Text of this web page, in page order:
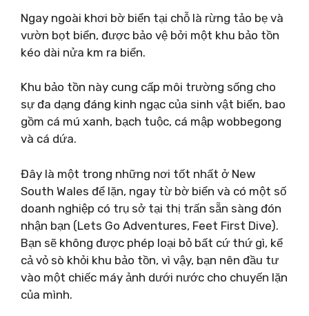
Ngay ngoài khơi bờ biển tại chỗ là rừng tảo bẹ và
vườn bọt biển, được bảo vệ bởi một khu bảo tồn
kéo dài nửa km ra biển.
Khu bảo tồn này cung cấp môi trường sống cho
sự đa dạng đáng kinh ngạc của sinh vật biển, bao
gồm cá mú xanh, bạch tuộc, cá mập wobbegong
và cá dứa.
Đây là một trong những nơi tốt nhất ở New
South Wales để lặn, ngay từ bờ biển và có một số
doanh nghiệp có trụ sở tại thị trấn sẵn sàng đón
nhận bạn (Lets Go Adventures, Feet First Dive).
Bạn sẽ không được phép loại bỏ bất cứ thứ gì, kể
cả vỏ sò khỏi khu bảo tồn, vì vậy, bạn nên đầu tư
vào một chiếc máy ảnh dưới nước cho chuyến lặn
của mình.